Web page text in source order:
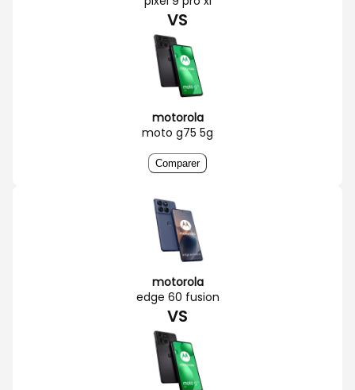
VS
motorola
moto g75 5g
Comparer
motorola
edge 60 fusion
VS